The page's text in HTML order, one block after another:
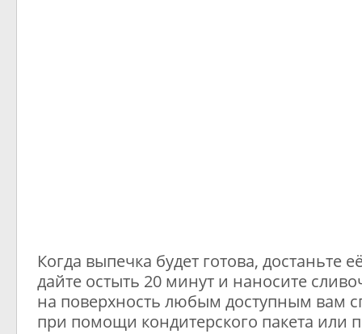
Когда выпечка будет готова, достаньте
дайте остыть 20 минут и наносите
на поверхность любым доступным вам
при помощи кондитерского пакета или